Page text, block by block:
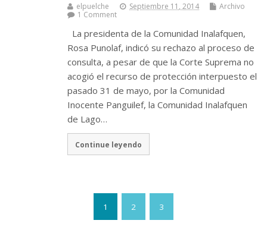
elpuelche Septiembre 11, 2014
Archivo
1 Comment
La presidenta de la Comunidad Inalafquen,
Rosa Punolaf, indicó su rechazo al proceso de
consulta, a pesar de que la Corte Suprema no
acogió el recurso de protección interpuesto el
pasado 31 de mayo, por la Comunidad
Inocente Panguilef, la Comunidad Inalafquen
de Lago…
Continue leyendo
1 2 3